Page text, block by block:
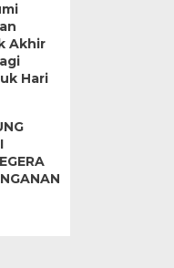
Akhir
Hari